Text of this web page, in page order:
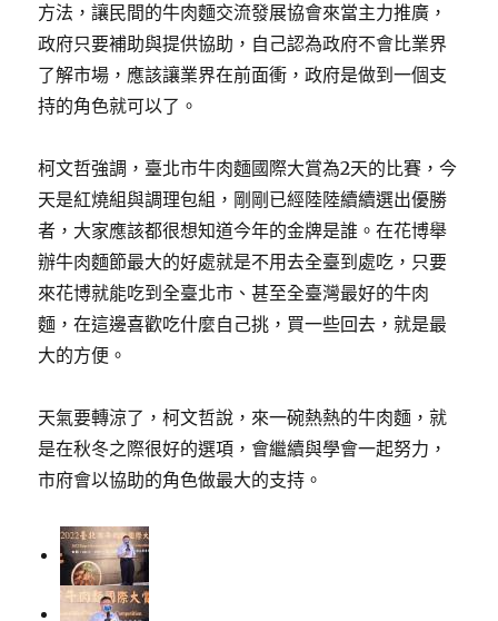
方法，讓民間的牛肉麵交流發展協會來當主力推廣，
政府只要補助與提供協助，自己認為政府不會比業界
了解市場，應該讓業界在前面衝，政府是做到一個支
持的角色就可以了。
柯文哲強調，臺北市牛肉麵國際大賞為2天的比賽，今
天是紅燒組與調理包組，剛剛已經陸陸續續選出優勝
者，大家應該都很想知道今年的金牌是誰。在花博舉
辦牛肉麵節最大的好處就是不用去全臺到處吃，只要
來花博就能吃到全臺北市、甚至全臺灣最好的牛肉
麵，在這邊喜歡吃什麼自己挑，買一些回去，就是最
大的方便。
天氣要轉涼了，柯文哲說，來一碗熱熱的牛肉麵，就
是在秋冬之際很好的選項，會繼續與學會一起努力，
市府會以協助的角色做最大的支持。